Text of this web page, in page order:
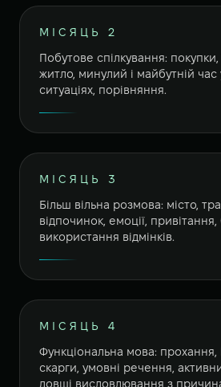
МІСЯЦЬ 2
Побутове спілкування:
житло, минулий і майбутній час
ситуаціях, порівняння.
МІСЯЦЬ 3
Більш вільна розмова: місто,
відпочинок, емоції, привітання,
використання відмінків.
МІСЯЦЬ 4
Функціональна мова: прохання,
скарги, умовні речення,